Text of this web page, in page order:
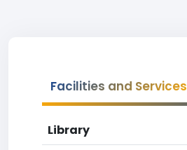
Facilities and Services
Library